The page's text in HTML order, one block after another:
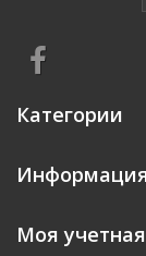
Категории
Моя